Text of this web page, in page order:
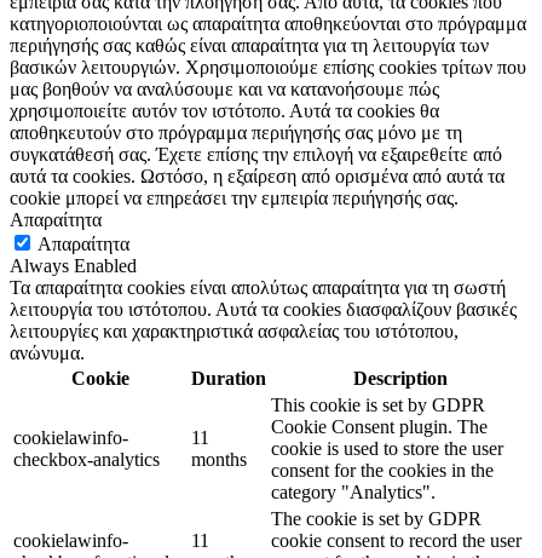
κατηγοριοποιούνται ως απαραίτητα αποθηκεύονται στο πρόγραμμα
περιήγησής σας καθώς είναι απαραίτητα για τη λειτουργία των
βασικών λειτουργιών. Χρησιμοποιούμε επίσης cookies τρίτων που
μας βοηθούν να αναλύσουμε και να κατανοήσουμε πώς
χρησιμοποιείτε αυτόν τον ιστότοπο. Αυτά τα cookies θα
αποθηκευτούν στο πρόγραμμα περιήγησής σας μόνο με τη
συγκατάθεσή σας. Έχετε επίσης την επιλογή να εξαιρεθείτε από
αυτά τα cookies. Ωστόσο, η εξαίρεση από ορισμένα από αυτά τα
cookie μπορεί να επηρεάσει την εμπειρία περιήγησής σας.
Απαραίτητα
Απαραίτητα
Always Enabled
Τα απαραίτητα cookies είναι απολύτως απαραίτητα για τη σωστή
λειτουργία του ιστότοπου. Αυτά τα cookies διασφαλίζουν βασικές
λειτουργίες και χαρακτηριστικά ασφαλείας του ιστότοπου,
ανώνυμα.
Cookie
Duration Description
cookielawinfo-
checkbox-analytics
11
months
This cookie is set by GDPR
Cookie Consent plugin. The
cookie is used to store the user
consent for the cookies in the
category "Analytics".
cookielawinfo-
11
The cookie is set by GDPR
cookie consent to record the user